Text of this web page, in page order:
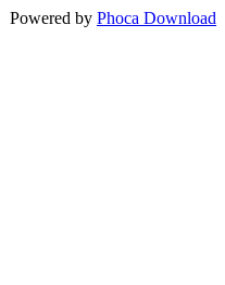
Powered by Phoca Download